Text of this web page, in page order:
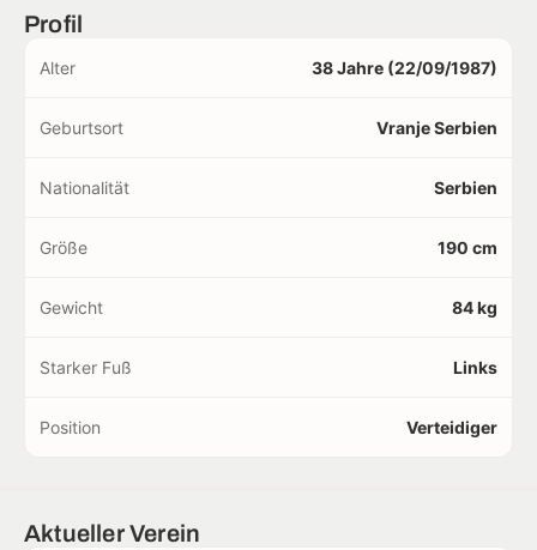
Profil
Alter 38 Jahre (22/09/1987)
Geburtsort Vranje Serbien
Nationalität Serbien
Größe 190 cm
Gewicht 84 kg
Starker Fuß Links
Position Verteidiger
Aktueller Verein